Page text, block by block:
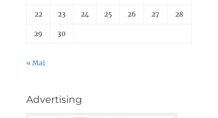
22 23 24 25 26 27 28
29 30
« Mai
Advertising